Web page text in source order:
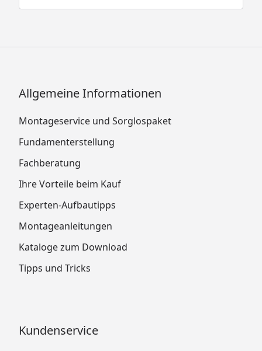
Allgemeine Informationen
Montageservice und Sorglospaket
Fundamenterstellung
Fachberatung
Ihre Vorteile beim Kauf
Experten-Aufbautipps
Montageanleitungen
Kataloge zum Download
Tipps und Tricks
Kundenservice